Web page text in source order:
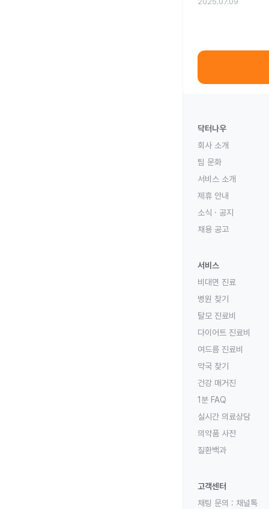
닥터나우
회사 소개
팀 문화
서비스 소개
제휴 안내
소식 · 공지
채용 공고
서비스
비대면 진료
병원 찾기
탈모 진료비
다이어트 진료비
여드름 진료비
약국 찾기
건강 매거진
1분 FAQ
실시간 의료상담
의약품 사전
질환백과
고객센터
채팅 문의 : 채널톡